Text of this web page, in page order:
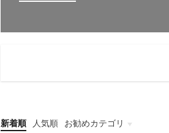
新着順 人気順 お勧めカテゴリ